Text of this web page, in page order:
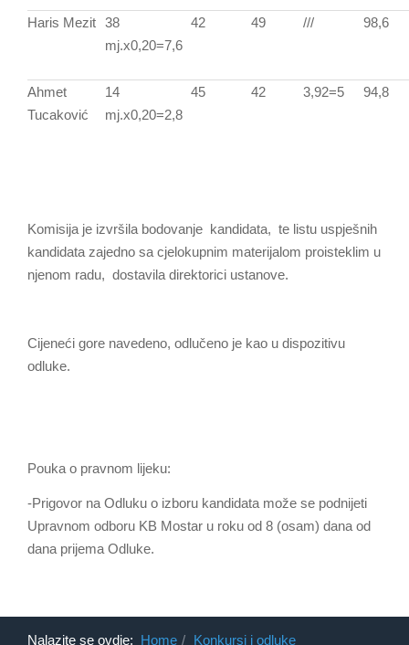
Haris Mezit 38
mj.x0,20=7,6
42 49 /// 98,6
Ahmet
Tucaković
14
mj.x0,20=2,8
45 42 3,92=5 94,8
Komisija je izvršila bodovanje kandidata, te listu uspješnih
kandidata zajedno sa cjelokupnim materijalom proisteklim u
njenom radu, dostavila direktorici ustanove.
Cijeneći gore navedeno, odlučeno je kao u dispozitivu
odluke.
Pouka o pravnom lijeku:
-Prigovor na Odluku o izboru kandidata može se podnijeti
Upravnom odboru KB Mostar u roku od 8 (osam) dana od
dana prijema Odluke.
Nalazite se ovdje: Home Konkursi i odluke